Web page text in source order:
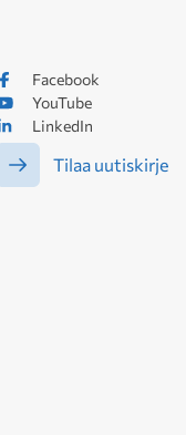
Facebook
YouTube
LinkedIn
Tilaa uutiskirje